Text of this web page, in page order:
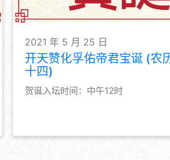
2021 年 5 月 25 日
开天赞化孚佑帝君宝诞 (农
十四)
贺诞入坛时间：中午12时